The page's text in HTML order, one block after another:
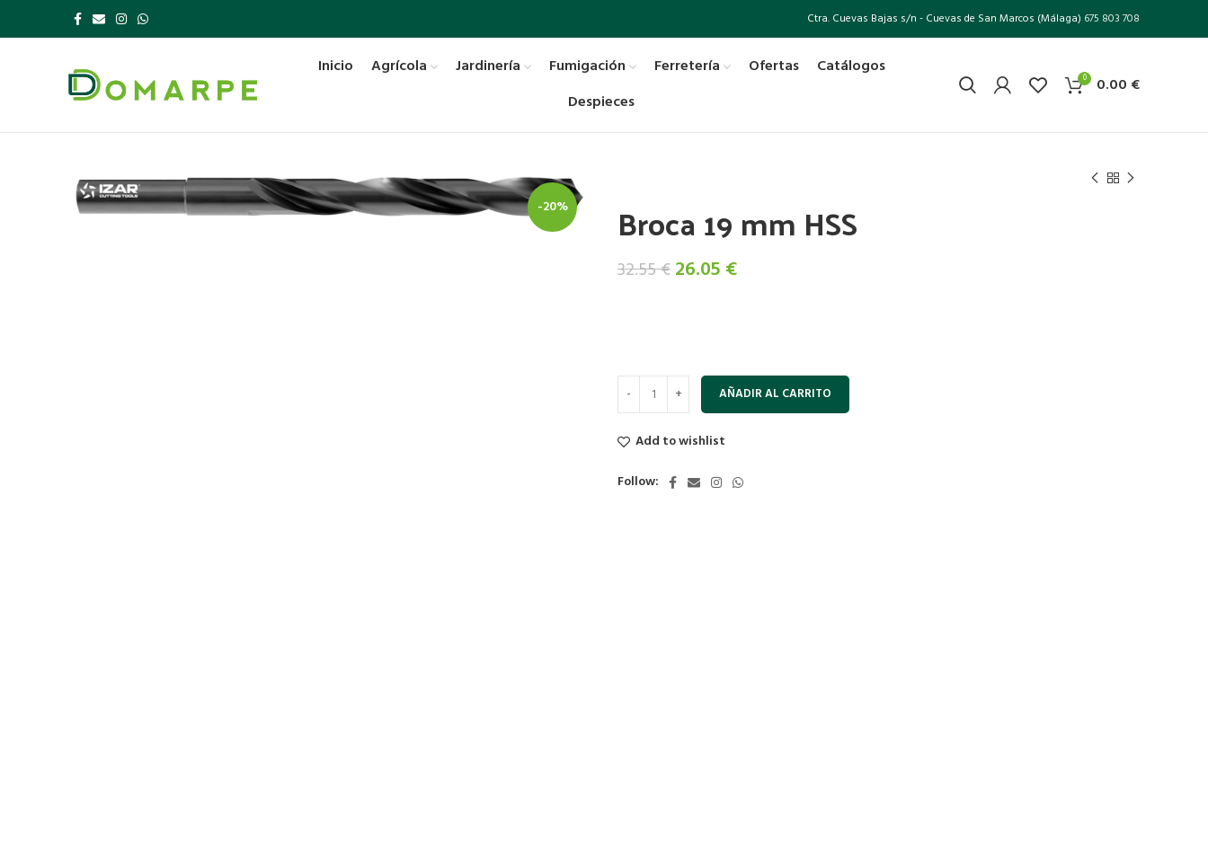
Ctra. Cuevas Bajas s/n - Cuevas de San Marcos (Málaga) 675 803 708
Inicio Agrícola Jardinería Fumigación Ferretería Ofertas
Catálogos
Despieces
0 0.00 €
-20% Broca 19 mm HSS
32.55€El
26.05 €El
AÑADIR AL CARRITO
Add to wishlist
Follow: